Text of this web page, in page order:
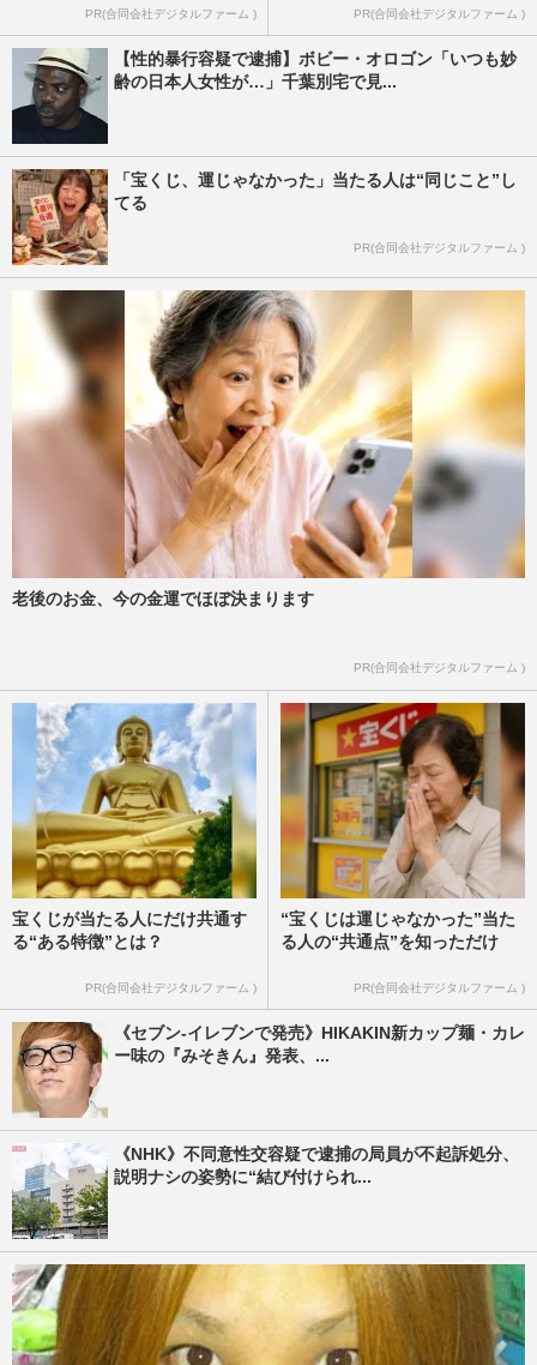
PR(合同会社デジタルファーム ) PR(合同会社デジタルファーム )
【性的暴行容疑で逮捕】ボビー・オロゴン「いつも妙
齢の日本人女性が…」千葉別宅で見...
「宝くじ、運じゃなかった」当たる人は“同じこと”し
てる
PR(合同会社デジタルファーム )
老後のお金、今の金運でほぼ決まります
PR(合同会社デジタルファーム )
宝くじが当たる人にだけ共通す
る“ある特徴”とは？
PR(合同会社デジタルファーム )
“宝くじは運じゃなかった”当た
る人の“共通点”を知っただけ
PR(合同会社デジタルファーム )
《セブン-イレブンで発売》HIKAKIN新カップ麺・カレ
ー味の『みそきん』発表、...
《NHK》不同意性交容疑で逮捕の局員が不起訴処分、
説明ナシの姿勢に“結び付けられ...